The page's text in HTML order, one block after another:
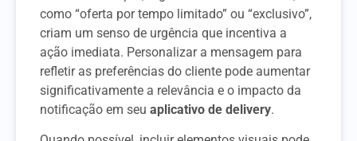
como “oferta por tempo limitado” ou “exclusivo”,
criam um senso de urgência que incentiva a
ação imediata. Personalizar a mensagem para
refletir as preferências do cliente pode aumentar
significativamente a relevância e o impacto da
notificação em seu aplicativo de delivery.